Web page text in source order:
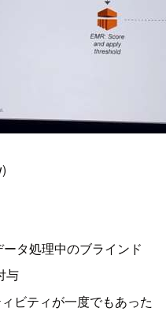
タ処理中のブラインド
与
ビティが一度でもあった